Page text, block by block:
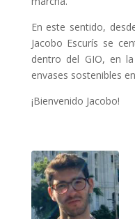
En este sentido,
Jacobo Escurís se
dentro del GIO, en
envases sostenibles
¡Bienvenido Jacobo!